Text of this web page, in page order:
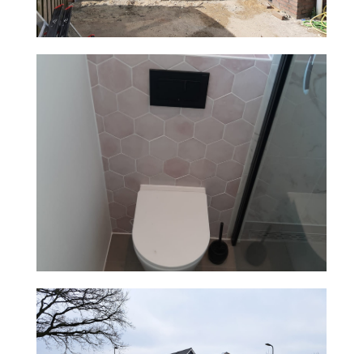
BERGING, SCHUUR EN KANTOOR MET
MODERNE UITSTRALING